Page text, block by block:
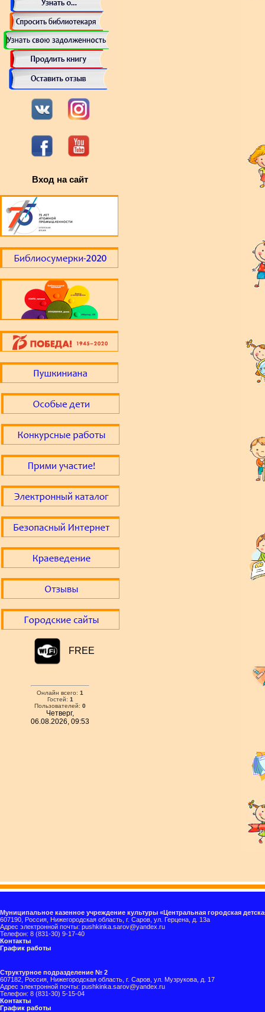
Вход на сайт
FREE
Онлайн всего: 1
Гостей: 1
Пользователей: 0
Четверг,
06.08.2026, 09:53
Муниципальное казенное учреждение культуры «Центральная городская
607190, Россия, Нижегородская область, г. Саров, ул. Герцена, д. 13а
Адрес электронной почты: pushkinka.sarov@yandex.ru
Телефон: 8 (831-30) 9-17-40
Контакты
График работы
Структурное подразделение № 2
607182, Россия, Нижегородская область, г. Саров, ул. Музрукова, д. 17
Адрес электронной почты: pushkinka.sarov@yandex.ru
Телефон: 8 (831-30) 5-15-04
Контакты
График работы